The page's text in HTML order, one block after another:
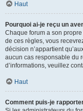
Haut
Pourquoi ai-je reçu un
Chaque forum a son
de ces règles, vous
décision n’appartient
aucun cas responsable du
d’informations, veuillez
Haut
Comment puis-je